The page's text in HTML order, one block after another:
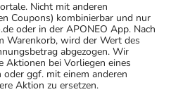
Nicht mit anderen
Coupons) kombinierbar und nur
oder in der APONEO App. Nach
Warenkorb, wird der Wert des
abgezogen. Wir
Aktionen bei Vorliegen eines
ggf. mit einem anderen
Aktion zu ersetzen.